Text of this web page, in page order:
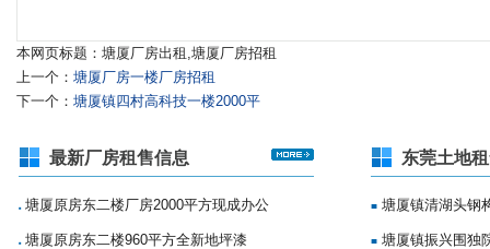
本网页标题：塘厦厂房出租,塘厦厂房招租
上一个： 塘厦厂房一楼厂房招租
下一个： 塘厦镇四村高科技一楼2000平
最新厂房租售信息
■塘厦原房东二楼厂房2000平方现成办公
■塘厦原房东二楼960平方全新地坪漆
东莞土地
■ 塘厦镇清湖头钢
■ 塘厦镇振兴围独